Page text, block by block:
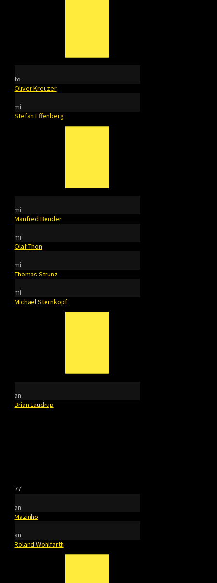
fo
Oliver Kreuzer
mi
Stefan Effenberg
mi
Manfred Bender
mi
Olaf Thon
mi
Thomas Strunz
mi
Michael Sternkopf
an
Brian Laudrup
77'
an
Mazinho
an
Roland Wohlfarth